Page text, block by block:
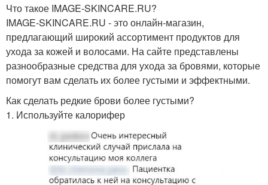
Что такое IMAGE-SKINCARE.RU?
IMAGE-SKINCARE.RU - это онлайн-магазин,
предлагающий широкий ассортимент продуктов для
ухода за кожей и волосами. На сайте представлены
разнообразные средства для ухода за бровями, которые
помогут вам сделать их более густыми и эффектными.
Как сделать редкие брови более густыми?
1. Используйте калорифер